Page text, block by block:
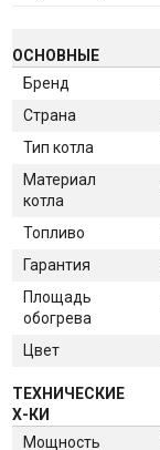
ОСНОВНЫЕ
Бренд
Страна
Тип котла
Материал
котла
Топливо
Гарантия
Площадь
обогрева
Цвет
ТЕХНИЧЕСКИЕ
Х-КИ
Мощность